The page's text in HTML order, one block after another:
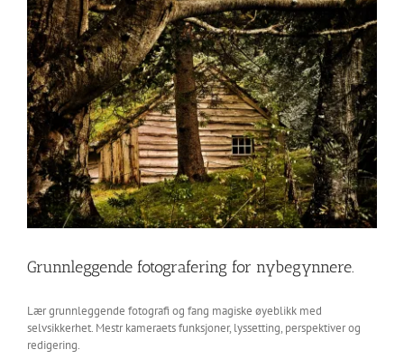
Grunnleggende fotografering for nybegynnere.
Lær grunnleggende fotografi og fang magiske øyeblikk med
selvsikkerhet. Mestr kameraets funksjoner, lyssetting, perspektiver og
redigering.